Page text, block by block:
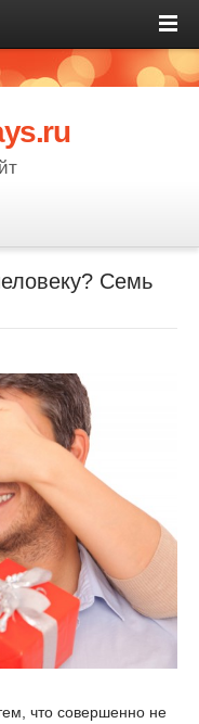
Семь
что совершенно не